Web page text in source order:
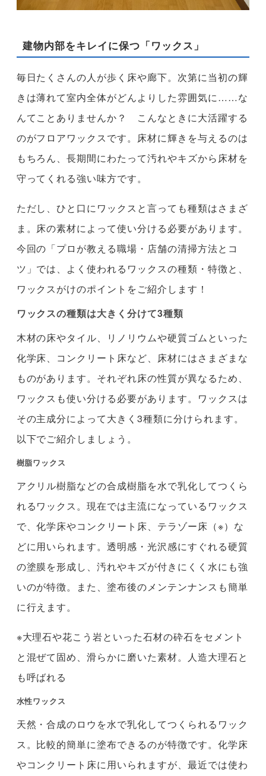
建物内部をキレイに保つ「ワックス」
毎日たくさんの人が歩く床や廊下。次第に当初の輝
きは薄れて室内全体がどんよりした雰囲気に……な
んてことありませんか？ こんなときに大活躍する
のがフロアワックスです。床材に輝きを与えるのは
もちろん、長期間にわたって汚れやキズから床材を
守ってくれる強い味方です。
ただし、ひと口にワックスと言っても種類はさまざ
ま。床の素材によって使い分ける必要があります。
今回の「プロが教える職場・店舗の清掃方法とコ
ツ」では、よく使われるワックスの種類・特徴と、
ワックスがけのポイントをご紹介します！
ワックスの種類は大きく分けて3種類
木材の床やタイル、リノリウムや硬質ゴムといった
化学床、コンクリート床など、床材にはさまざまな
ものがあります。それぞれ床の性質が異なるため、
ワックスも使い分ける必要があります。ワックスは
その主成分によって大きく3種類に分けられます。
以下でご紹介しましょう。
樹脂ワックス
アクリル樹脂などの合成樹脂を水で乳化してつくら
れるワックス。現在では主流になっているワックス
で、化学床やコンクリート床、テラゾー床（※）な
どに用いられます。透明感・光沢感にすぐれる硬質
の塗膜を形成し、汚れやキズが付きにくく水にも強
いのが特徴。また、塗布後のメンテンナンスも簡単
に行えます。
※大理石や花こう岩といった石材の砕石をセメント
と混ぜて固め、滑らかに磨いた素材。人造大理石と
も呼ばれる
水性ワックス
天然・合成のロウを水で乳化してつくられるワック
ス。比較的簡単に塗布できるのが特徴です。化学床
やコンクリート床に用いられますが、最近では使わ